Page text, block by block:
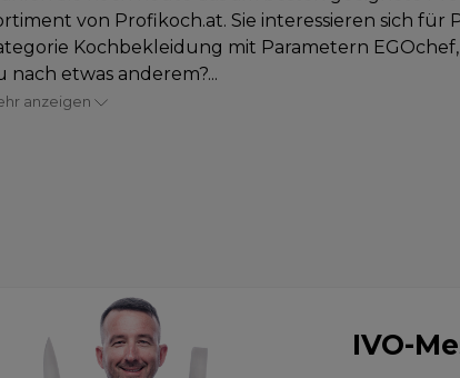
von Profikoch.at. Sie interessieren sich für
Kochbekleidung mit Parametern
nach etwas anderem?...
anzeigen
IVO-